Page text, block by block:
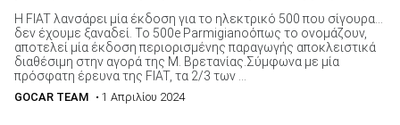
Η FIAT λανσάρει μία έκδοση για το ηλεκτρικό 500 που σίγουρα…
δεν έχουμε ξαναδεί. Το 500e Parmigianoόπως το ονομάζουν,
αποτελεί μία έκδοση περιορισμένης παραγωγής αποκλειστικά
διαθέσιμη στην αγορά της Μ. Βρετανίας.Σύμφωνα με μία
πρόσφατη έρευνα της FIAT, τα 2/3 των ...
GOCAR TEAM • 1 Απριλίου 2024